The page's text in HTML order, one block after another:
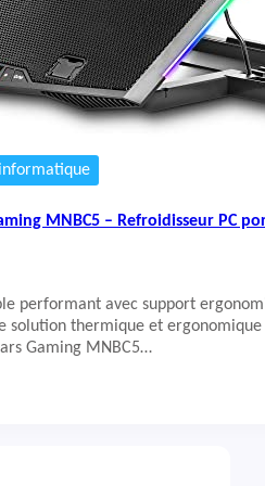
MNBC5 – Refroidisseur PC
performant avec support
solution thermique et
Gaming MNBC5…